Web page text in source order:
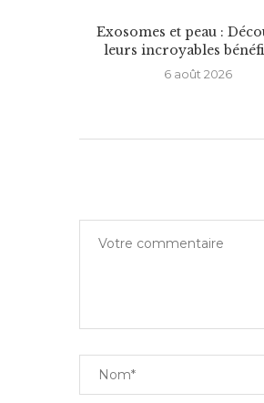
Exosomes et peau :
leurs incroyables
6 août 2026